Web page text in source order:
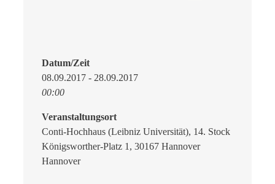
Datum/Zeit
08.09.2017 - 28.09.2017
00:00
Veranstaltungsort
Conti-Hochhaus (Leibniz Universität), 14. Stock
Königsworther-Platz 1, 30167 Hannover
Hannover